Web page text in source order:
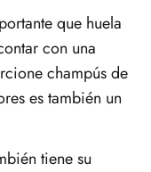
que huela
con una
champús de
es también un
tiene su